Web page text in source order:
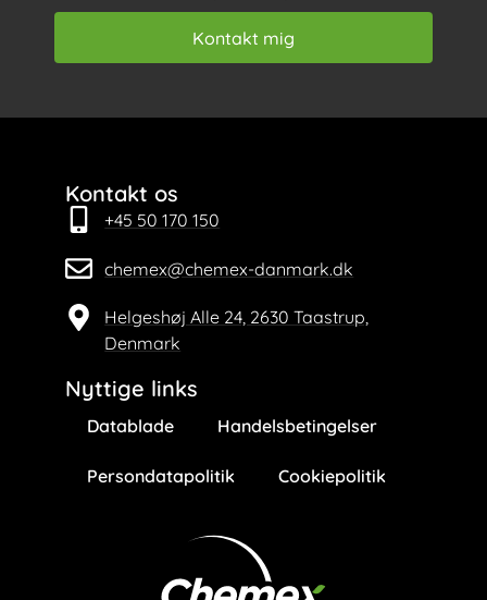
Kontakt mig
Kontakt os
+45 50 170 150
chemex@chemex-danmark.dk
Helgeshøj Alle 24, 2630 Taastrup,
Denmark
Nyttige links
Datablade Handelsbetingelser
Persondatapolitik Cookiepolitik